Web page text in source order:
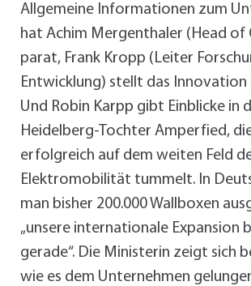
Allgemeine Informationen zum
hat Achim Mergenthaler (Head of
parat, Frank Kropp (Leiter
Entwicklung) stellt das Innovation
Und Robin Karpp gibt Einblicke in
Heidelberg-Tochter Amperfied,
erfolgreich auf dem weiten Feld
Elektromobilität tummelt. In
man bisher 200.000 Wallboxen
„unsere internationale Expansion
gerade“. Die Ministerin zeigt sich
wie es dem Unternehmen